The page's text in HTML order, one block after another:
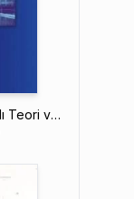
KGK Hesap Planı Kullanımlı Teori ve Uygulama Örnekleri İle Türkiye Finansal Raporlama Standartları